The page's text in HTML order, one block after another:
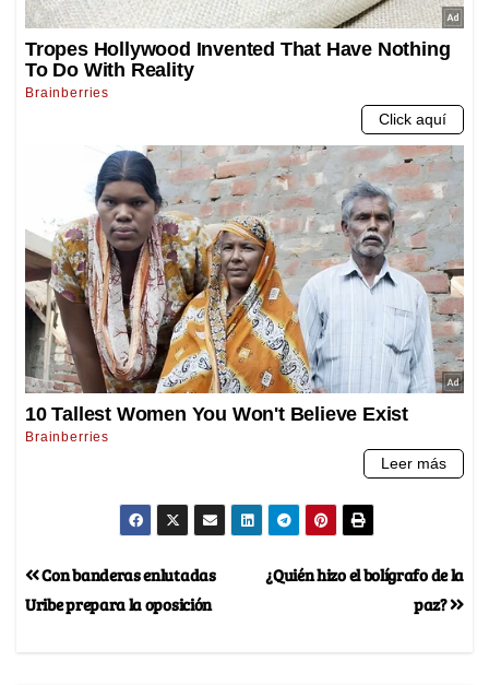
¿Quién hizo el bolígrafo de la
paz?
Con banderas enlutadas
Uribe prepara la oposición